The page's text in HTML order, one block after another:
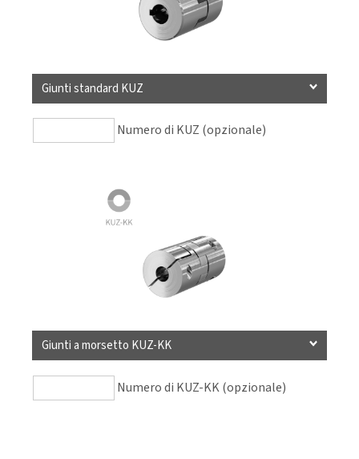
Giunti standard KUZ
Numero di KUZ (opzionale)
Giunti a morsetto KUZ-KK
Numero di KUZ-KK (opzionale)